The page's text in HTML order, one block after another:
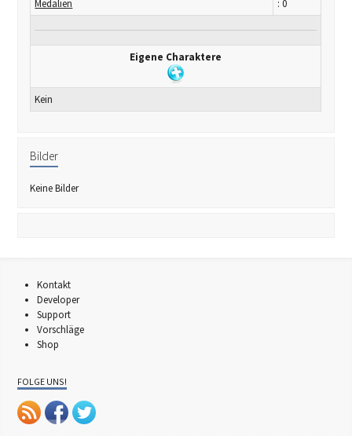
Medalien
: 0
Eigene Charaktere
Kein
Bilder
Keine Bilder
Kontakt
Developer
Support
Vorschläge
Shop
FOLGE UNS!